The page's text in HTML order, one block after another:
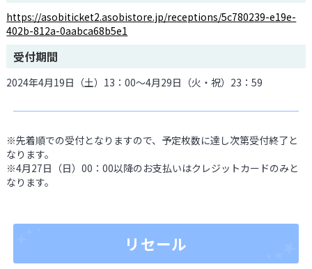
https://asobiticket2.asobistore.jp/receptions/5c780239-e19e-
402b-812a-0aabca68b5e1
受付期間
2024年4月19日（土）13：00～4月29日（火・祝）23：59
※先着順での受付となりますので、予定枚数に達し次第受付終了と
なります。
※4月27日（日）00：00以降のお支払いはクレジットカードのみと
なります。
リセール